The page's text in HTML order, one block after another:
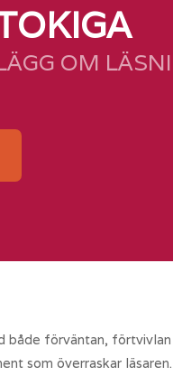
OM
förväntan,
som överraskar